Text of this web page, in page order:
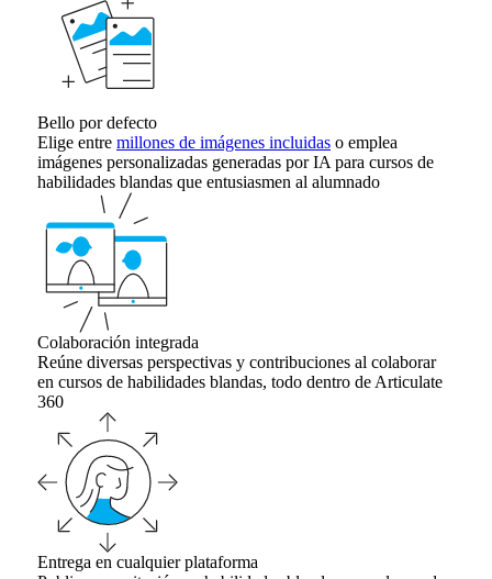
Bello por defecto
Elige entre millones de imágenes incluidas o emplea
imágenes personalizadas generadas por IA para cursos de
habilidades blandas que entusiasmen al alumnado
Colaboración integrada
Reúne diversas perspectivas y contribuciones al colaborar
en cursos de habilidades blandas, todo dentro de Articulate
360
Entrega en cualquier plataforma